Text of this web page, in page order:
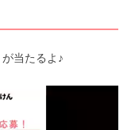
当たるよ♪